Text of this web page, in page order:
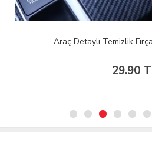
Araç Detaylı Temizlik
29.90